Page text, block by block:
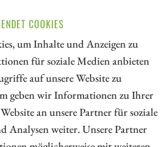
COOKIES
um Inhalte und Anzeigen zu
für soziale Medien anbieten
auf unsere Website zu
geben wir Informationen zu Ihrer
an unsere Partner für soziale
Analysen weiter. Unsere Partner
Infrastruktur baut und auch
seine Energie selbst herzustellen.
© 2026 - Die Informationsplattform für